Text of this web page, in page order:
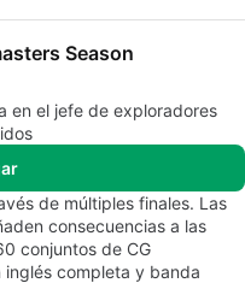
Season
en el jefe de exploradores
de múltiples finales. Las
consecuencias a las
conjuntos de CG
completa y banda